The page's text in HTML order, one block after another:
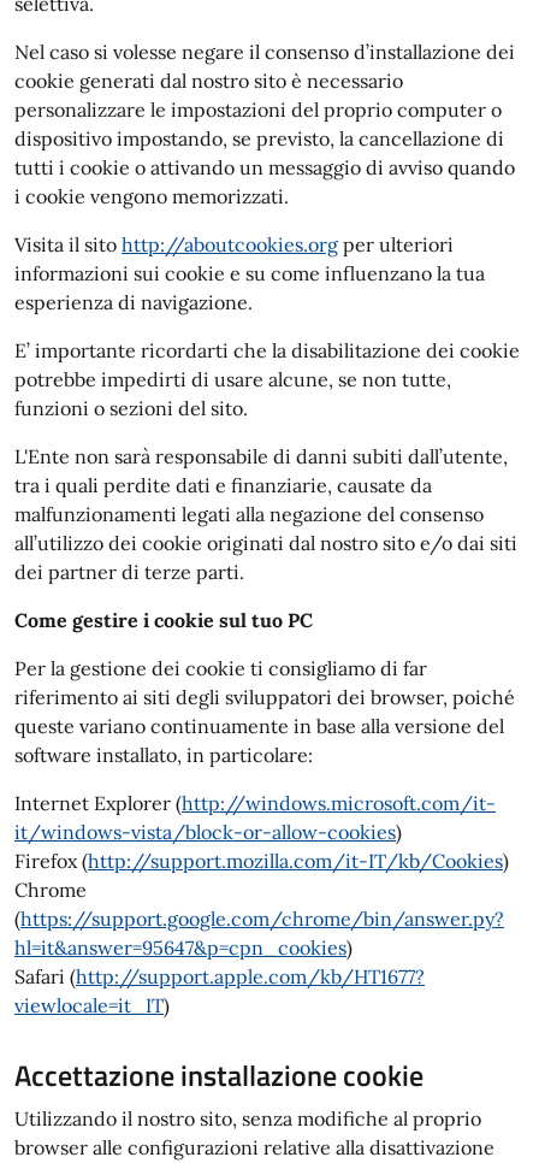
Nel caso si volesse negare il consenso d’installazione dei
cookie generati dal nostro sito è necessario
personalizzare le impostazioni del proprio computer o
dispositivo impostando, se previsto, la cancellazione di
tutti i cookie o attivando un messaggio di avviso quando
i cookie vengono memorizzati.
Visita il sito http://aboutcookies.org per ulteriori
informazioni sui cookie e su come influenzano la tua
esperienza di navigazione.
E’ importante ricordarti che la disabilitazione dei cookie
potrebbe impedirti di usare alcune, se non tutte,
funzioni o sezioni del sito.
L'Ente non sarà responsabile di danni subiti dall’utente,
tra i quali perdite dati e finanziarie, causate da
malfunzionamenti legati alla negazione del consenso
all’utilizzo dei cookie originati dal nostro sito e/o dai siti
dei partner di terze parti.
Come gestire i cookie sul tuo PC
Per la gestione dei cookie ti consigliamo di far
riferimento ai siti degli sviluppatori dei browser, poiché
queste variano continuamente in base alla versione del
software installato, in particolare:
Internet Explorer (http://windows.microsoft.com/it-
it/windows-vista/block-or-allow-cookies)
Firefox (http://support.mozilla.com/it-IT/kb/Cookies)
Chrome
(https://support.google.com/chrome/bin/answer.py?
hl=it&answer=95647&p=cpn_cookies)
Safari (http://support.apple.com/kb/HT1677?
viewlocale=it_IT)
Accettazione installazione cookie
Utilizzando il nostro sito, senza modifiche al proprio
browser alle configurazioni relative alla disattivazione